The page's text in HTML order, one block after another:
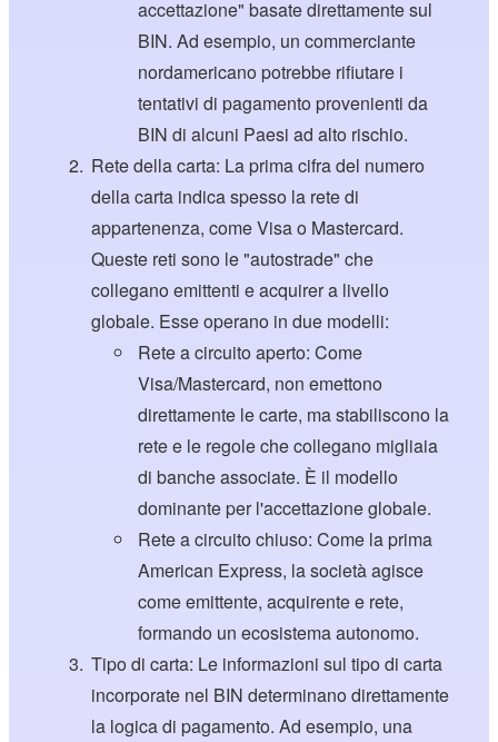
accettazione" basate direttamente sul
BIN. Ad esempio, un commerciante
nordamericano potrebbe rifiutare i
tentativi di pagamento provenienti da
BIN di alcuni Paesi ad alto rischio.
Rete della carta: La prima cifra del numero
della carta indica spesso la rete di
appartenenza, come Visa o Mastercard.
Queste reti sono le "autostrade" che
collegano emittenti e acquirer a livello
globale. Esse operano in due modelli:
Rete a circuito aperto: Come
Visa/Mastercard, non emettono
direttamente le carte, ma stabiliscono la
rete e le regole che collegano migliaia
di banche associate. È il modello
dominante per l'accettazione globale.
Rete a circuito chiuso: Come la prima
American Express, la società agisce
come emittente, acquirente e rete,
formando un ecosistema autonomo.
Tipo di carta: Le informazioni sul tipo di carta
incorporate nel BIN determinano direttamente
la logica di pagamento. Ad esempio, una